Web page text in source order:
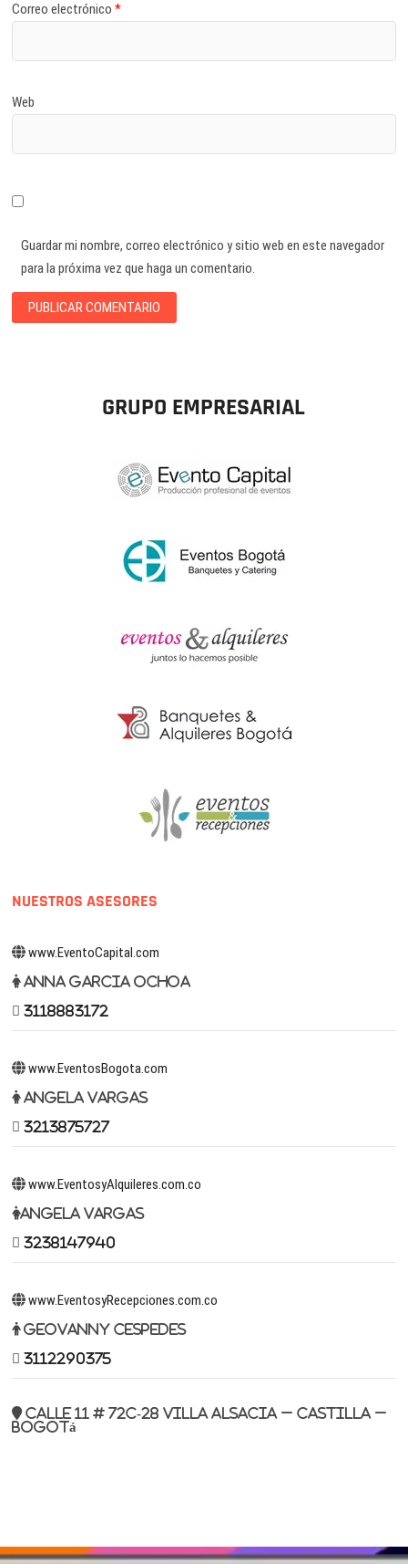
Correo electrónico*
Web
Guardar mi nombre, correo electrónico y sitio web en este navegador
para la próxima vez que haga un comentario.
GRUPO EMPRESARIAL
NUESTROS ASESORES
www.EventoCapital.com
Anna Garcia Ochoa
3118883172
www.EventosBogota.com
Angela Vargas
3213875727
www.EventosyAlquileres.com.co
Angela Vargas
3238147940
www.EventosyRecepciones.com.co
Geovanny Cespedes
3112290375
Calle 11 # 72c-28 Villa Alsacia – Castilla –
Bogotá